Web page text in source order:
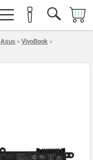
Asus » VivoBook »